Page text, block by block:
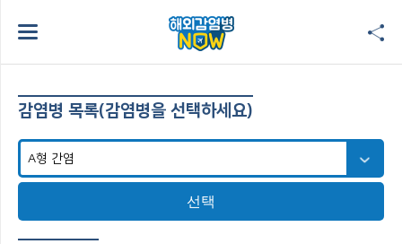
감염병 목록(감염병을 선택하세요)
선택